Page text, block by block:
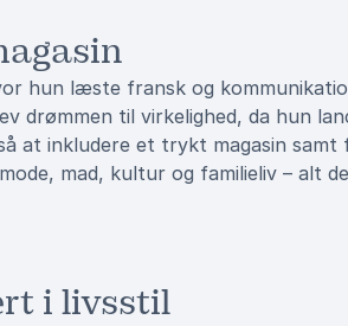
hun læste fransk og
drømmen til virkelighed, da hun
at inkludere et trykt magasin samt
mad, kultur og familieliv – alt
i livsstil